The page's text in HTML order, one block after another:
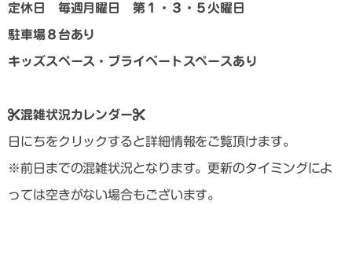
定休日 毎週月曜日 第１・３・５火曜日
駐車場８台あり
キッズスペース・プライベートスペースあり
混雑状況カレンダー
日にちをクリックすると詳細情報をご覧頂けます。
※前日までの混雑状況となります。更新のタイミングによ
っては空きがない場合もございます。